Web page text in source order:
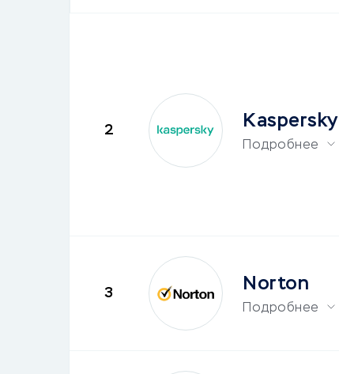
2 Kaspersky
Подробнее
3 Norton
Подробнее